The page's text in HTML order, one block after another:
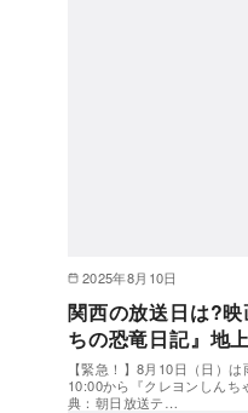
2025年8月10日
関西の放送日は?
ちの恐竜日記』地
【緊急！】8月10日（日）
10:00から『クレヨンしんち
典：朝日放送テ…